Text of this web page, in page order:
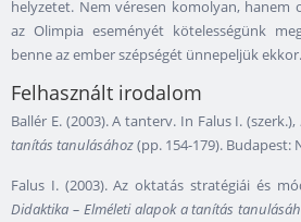
helyzetet. Nem véresen komolyan, hanem
az Olimpia eseményét kötelességünk
benne az ember szépségét ünnepeljük ekkor.
Felhasznált irodalom
Ballér E. (2003). A tanterv. In Falus I. (szerk.),
tanítás tanulásához(pp. 154-179).
Falus I. (2003). Az oktatás stratégiái és
Didaktika – Elméleti alapok a tanítás